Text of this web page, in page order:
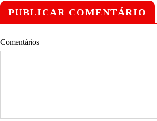
PUBLICAR COMENTÁRIO
Comentários